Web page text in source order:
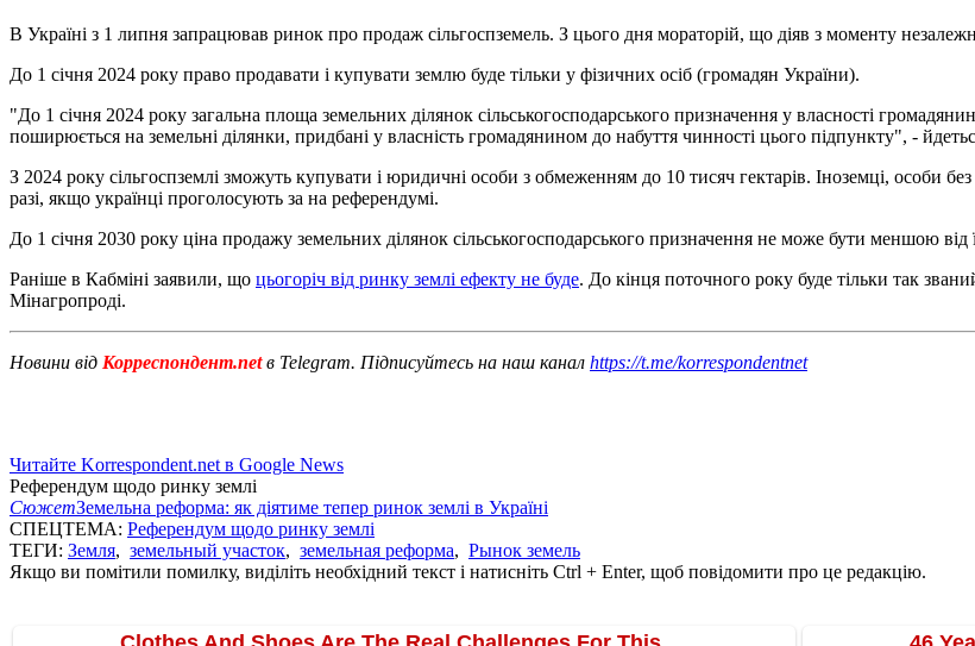
В Україні з 1 липня запрацював ринок про продаж сільгоспземель. З цього дня мораторій, що діяв з моменту
До 1 січня 2024 року право продавати і купувати землю буде тільки у фізичних осіб (громадян України).
"До 1 січня 2024 року загальна площа земельних ділянок сільськогосподарського призначення у власності
поширюється на земельні ділянки, придбані у власність громадянином до набуття чинності цього підпункту", -
З 2024 року сільгоспземлі зможуть купувати і юридичні особи з обмеженням до 10 тисяч гектарів. Іноземці, особи
разі, якщо українці проголосують за на референдумі.
До 1 січня 2030 року ціна продажу земельних ділянок сільськогосподарського призначення не може бути меншою від
Раніше в Кабміні заявили, що цьогоріч від ринку землі ефекту не буде. До кінця поточного року буде тільки так
Мінагропроді.
Новини від Корреспондент.netв Telegram. Підписуйтесь на наш канал https://t.me/korrespondentnet
Читайте Korrespondent.net в Google News
Референдум щодо ринку землі
СюжетЗемельна реформа: як діятиме тепер ринок землі в Україні
СПЕЦТЕМА: Референдум щодо ринку землі
ТЕГИ: Земля, земельный участок, земельная реформа, Рынок земель
Якщо ви помітили помилку, виділіть необхідний текст і натисніть Ctrl + Enter, щоб повідомити про це редакцію.